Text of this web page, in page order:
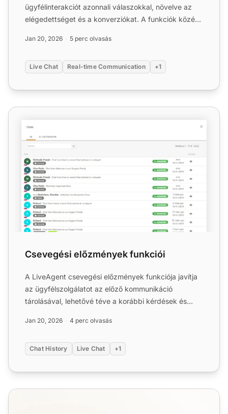
ügyfélinterakciót azonnali válaszokkal, növelve az
elégedettséget és a konverziókat. A funkciók közé
Jan 20, 2026 5 perc olvasás
Live Chat Real-time Communication +1
Csevegési előzmények funkciói
Csevegési előzmények funkciói
A LiveAgent csevegési előzmények funkciója javítja
az ügyfélszolgálatot az előző kommunikáció
tárolásával, lehetővé téve a korábbi kérdések és
Jan 20, 2026 4 perc olvasás
Chat History Live Chat +1
Élő csevegés funkciói